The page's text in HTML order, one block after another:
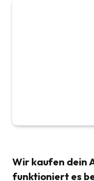
Wir kaufen dein
funktioniert es